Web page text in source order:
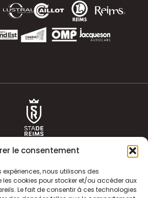
le consentement
expériences, nous utilisons des
les cookies pour stocker et/ou accéder aux
Le fait de consentir à ces technologies
HISTOIRE